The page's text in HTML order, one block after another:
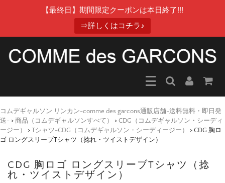
【最終日】期間限定クーポンは本日終了!!!
⇒詳しくはコチラ♪
コムデギャルソン リンカン-comme des garcons通販店舗-送料無料・即日発
送- > 商品（コムデギャルソンすべて） > CDG（コムデギャルソン・シーディ
ージー）
> Tシャツ-CDG（コムデギャルソン・シーディージー） > CDG 胸ロ
ゴ ロングスリーブTシャツ（捻れ・ツイストデザイン）
CDG 胸ロゴ ロングスリーブTシャツ（捻
れ・ツイストデザイン）